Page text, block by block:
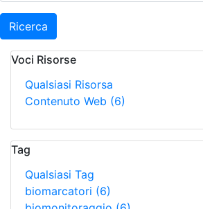
Ricerca
Voci Risorse
Qualsiasi Risorsa
Contenuto Web (6)
Tag
Qualsiasi Tag
biomarcatori (6)